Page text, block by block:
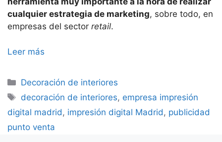
cualquier estrategia de marketing, sobre todo, en
empresas del sector retail.
Leer más
Categorías
Decoración de interiores
Etiquetas
decoración de interiores, empresa impresión
digital madrid , impresión digital Madrid , publicidad
punto venta